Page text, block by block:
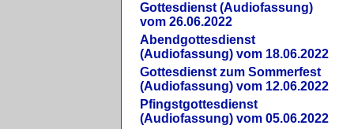
Gottesdienst (Audiofassung)
vom 26.06.2022
Abendgottesdienst
(Audiofassung) vom 18.06.2022
Gottesdienst zum Sommerfest
(Audiofassung) vom 12.06.2022
Pfingstgottesdienst
(Audiofassung) vom 05.06.2022